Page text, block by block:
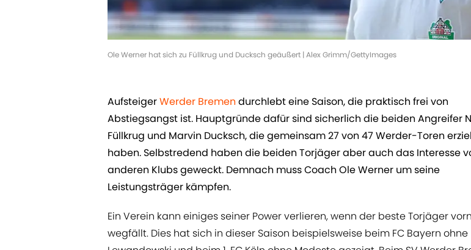
Ole Werner hat sich zu Füllkrug und Ducksch geäußert | Alex Grimm/GettyImages
AufsteigerWerder Bremen durchlebt eine Saison, die praktisch frei von
Abstiegsangst ist. Hauptgründe dafür sind sicherlich die beiden Angreifer
Füllkrug und Marvin Ducksch, die gemeinsam 27 von 47 Werder-Toren
haben. Selbstredend haben die beiden Torjäger aber auch das Interesse
anderen Klubs geweckt. Demnach muss Coach Ole Werner um seine
Leistungsträger kämpfen.
Ein Verein kann einiges seiner Power verlieren, wenn der beste Torjäger
wegfällt. Dies hat sich in dieser Saison beispielsweise beim FC Bayern ohne